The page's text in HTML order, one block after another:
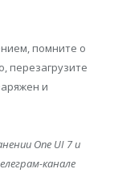
помните о
перезагрузите
и
One UI 7 и
канале